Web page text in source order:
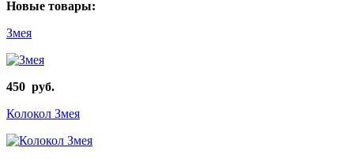
Новые товары:
Змея
450 руб.
Колокол Змея